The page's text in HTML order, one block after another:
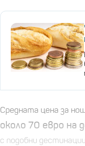
Средната цена за
около 70 евро на
с подобни